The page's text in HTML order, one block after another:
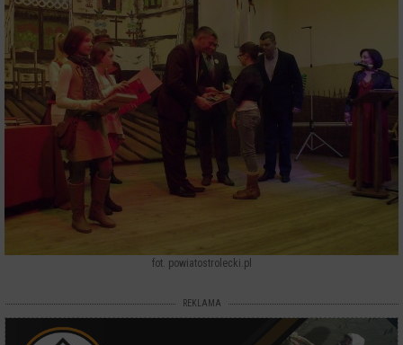
fot. powiatostrolecki.pl
REKLAMA